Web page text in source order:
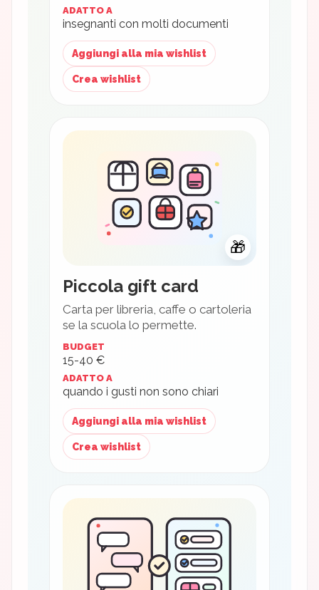
ADATTO A
insegnanti con molti documenti
Aggiungi alla mia wishlist
Crea wishlist
🎁
Piccola gift card
Carta per libreria, caffe o cartoleria
se la scuola lo permette.
BUDGET
15-40 €
ADATTO A
quando i gusti non sono chiari
Aggiungi alla mia wishlist
Crea wishlist